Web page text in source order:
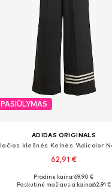
PASIŪLYMAS
ADIDAS ORIGINALS
62,91 €
Galimi dydžiai: 34, 36, 38, 40
Pradinė kaina: 69,90 €
Paskutinė mažiausia kaina:62,91 €